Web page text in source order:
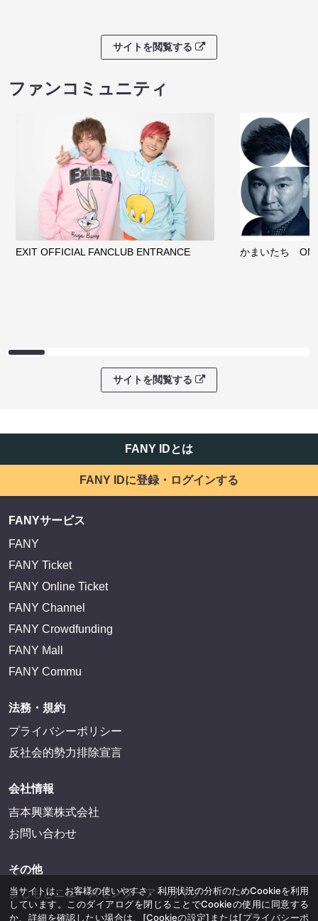
サイトを閲覧する
ファンコミュニティ
EXIT OFFICIAL FANCLUB ENTRANCE かまいたち
サイトを閲覧する
FANY IDとは
FANY IDに登録・ログインする
FANYサービス
FANY
FANY Ticket
FANY Online Ticket
FANY Channel
FANY Crowdfunding
FANY Mall
FANY Commu
法務・規約
プライバシーポリシー
反社会的勢力排除宣言
会社情報
吉本興業株式会社
お問い合わせ
その他
よしもとニュースセンターアーカイブ
当サイトは、お客様の使いやすさ、利用状況の分析のためCookieを利用
しています。このダイアログを閉じることでCookieの使用に同意する
か、詳細を確認したい場合は、 [Cookieの設定] または[プライバシーポ